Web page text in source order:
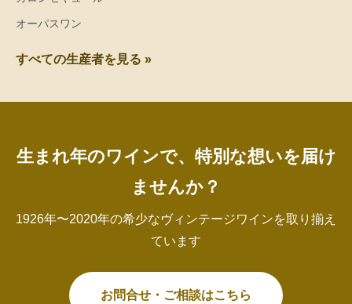
オーパスワン
すべての生産者を見る »
生まれ年のワインで、特別な想いを届け
ませんか？
1926年〜2020年の希少なヴィンテージワインを取り揃え
ています
お問合せ・ご相談はこちら